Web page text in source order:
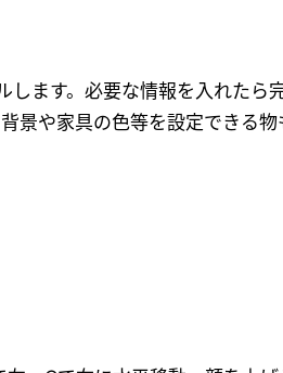
します。必要な情報を入れたら
景や家具の色等を設定できる